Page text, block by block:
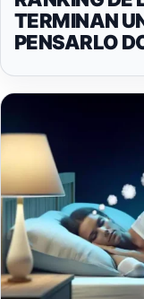
TERMINAN
PENSARLO